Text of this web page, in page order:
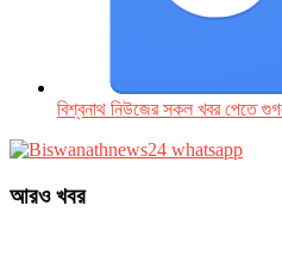
বিশ্বনাথ নিউজের সকল খবর পেতে
আরও খবর